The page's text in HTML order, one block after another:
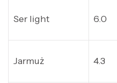
Ser light 6.0
Jarmuż 4.3